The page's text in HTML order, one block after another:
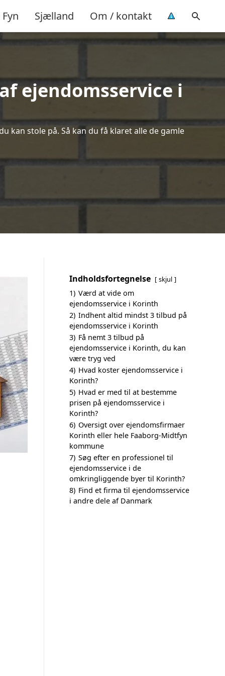
Fyn Sjælland Om / kontakt
ejendomsservice i
kan stole på. Så kan du få klaret alle de gamle
Indholdsfortegnelse skjul
1) Værd at vide om
ejendomsservice i Korinth
2) Indhent altid mindst 3 tilbud på
ejendomsservice i Korinth
3) Få nemt 3 tilbud på
ejendomsservice i Korinth, du kan
være tryg ved
4) Hvad koster ejendomsservice i
Korinth?
5) Hvad er med til at bestemme
prisen på ejendomsservice i
Korinth?
6) Oversigt over ejendomsfirmaer
Korinth eller hele Faaborg-Midtfyn
kommune
7) Søg efter en professionel til
ejendomsservice i de
omkringliggende byer til Korinth?
8) Find et firma til ejendomsservice
i andre dele af Danmark